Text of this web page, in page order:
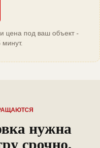
цена под ваш объект -
нужна
срочно,